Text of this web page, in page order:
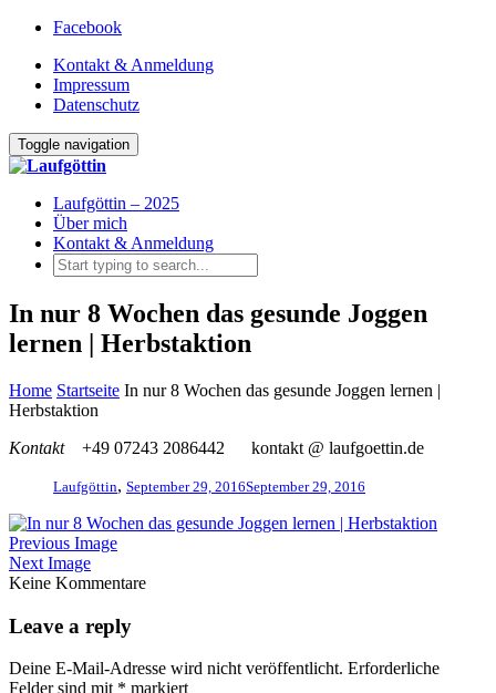
Facebook
Kontakt & Anmeldung
Impressum
Datenschutz
Toggle navigation
Laufgöttin – 2025
Über mich
Kontakt & Anmeldung
In nur 8 Wochen das gesunde Joggen
lernen | Herbstaktion
Home Startseite In nur 8 Wochen das gesunde Joggen lernen |
Herbstaktion
Kontakt
+49 07243 2086442 kontakt @ laufgoettin.de
Laufgöttin, September 29, 2016September 29, 2016
Previous Image
Next Image
Keine Kommentare
Leave a reply
Deine E-Mail-Adresse wird nicht veröffentlicht. Erforderliche
Felder sind mit * markiert